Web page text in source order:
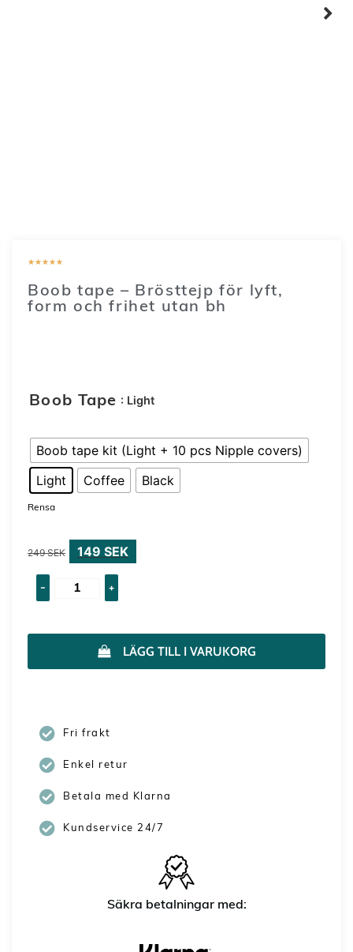
★★★★★
Boob tape – Brösttejp för lyft,
form och frihet utan bh
Boob Tape : Light
Boob tape kit (Light + 10 pcs Nipple covers)
Light
Coffee Black
Rensa
249SEK 149 SEK
- +
LÄGG TILL I VARUKORG
Fri frakt
Enkel retur
Betala med Klarna
Kundservice 24/7
Säkra betalningar med: